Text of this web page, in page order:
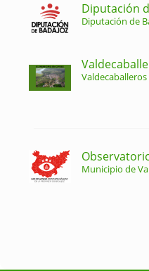
Diputación
Diputación de
Municipio de